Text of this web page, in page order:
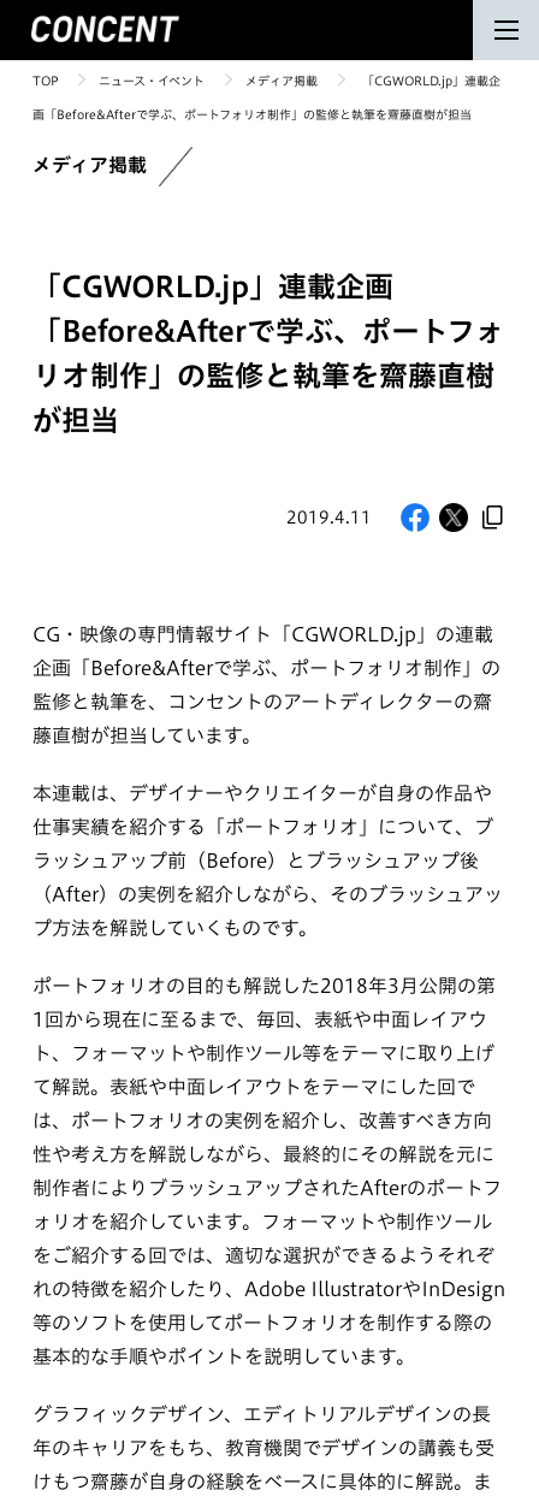
TOP ニュース・イベント メディア掲載 「CGWORLD.jp」連載企
画「Before&Afterで学ぶ、ポートフォリオ制作」の監修と執筆を齋藤直樹が担当
メディア掲載
「CGWORLD.jp」連載企画
「Before&Afterで学ぶ、ポートフォ
リオ制作」の監修と執筆を齋藤直樹
が担当
2019.4.11
CG・映像の専門情報サイト「CGWORLD.jp」の連載
企画「Before&Afterで学ぶ、ポートフォリオ制作」の
監修と執筆を、コンセントのアートディレクターの齋
藤直樹が担当しています。
本連載は、デザイナーやクリエイターが自身の作品や
仕事実績を紹介する「ポートフォリオ」について、ブ
ラッシュアップ前（Before）とブラッシュアップ後
（After）の実例を紹介しながら、そのブラッシュアッ
プ方法を解説していくものです。
ポートフォリオの目的も解説した2018年3月公開の第
1回から現在に至るまで、毎回、表紙や中面レイアウ
ト、フォーマットや制作ツール等をテーマに取り上げ
て解説。表紙や中面レイアウトをテーマにした回で
は、ポートフォリオの実例を紹介し、改善すべき方向
性や考え方を解説しながら、最終的にその解説を元に
制作者によりブラッシュアップされたAfterのポートフ
ォリオを紹介しています。フォーマットや制作ツール
をご紹介する回では、適切な選択ができるようそれぞ
れの特徴を紹介したり、Adobe IllustratorやInDesign
等のソフトを使用してポートフォリオを制作する際の
基本的な手順やポイントを説明しています。
グラフィックデザイン、エディトリアルデザインの長
年のキャリアをもち、教育機関でデザインの講義も受
けもつ齋藤が自身の経験をベースに具体的に解説。ま